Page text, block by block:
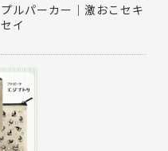
プルパーカー｜激おこセキ
セイ